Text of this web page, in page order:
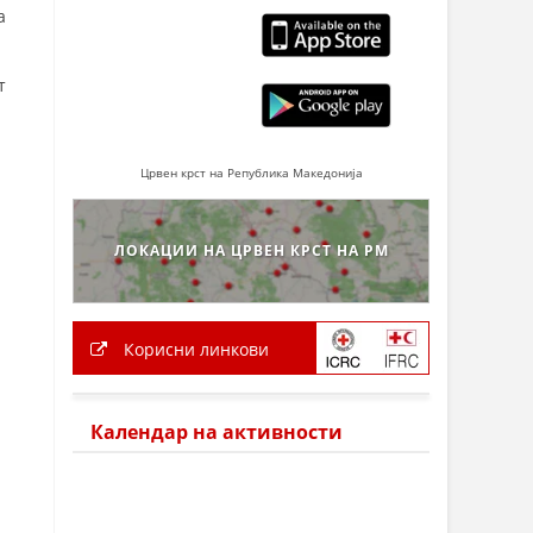
Црвен крст на Република Македонија
ЛОКАЦИИ НА ЦРВЕН КРСТ НА РМ
Корисни линкови
Календар на активности